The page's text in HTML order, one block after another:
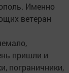
Именно
ветеран
пришли и
пограничники,